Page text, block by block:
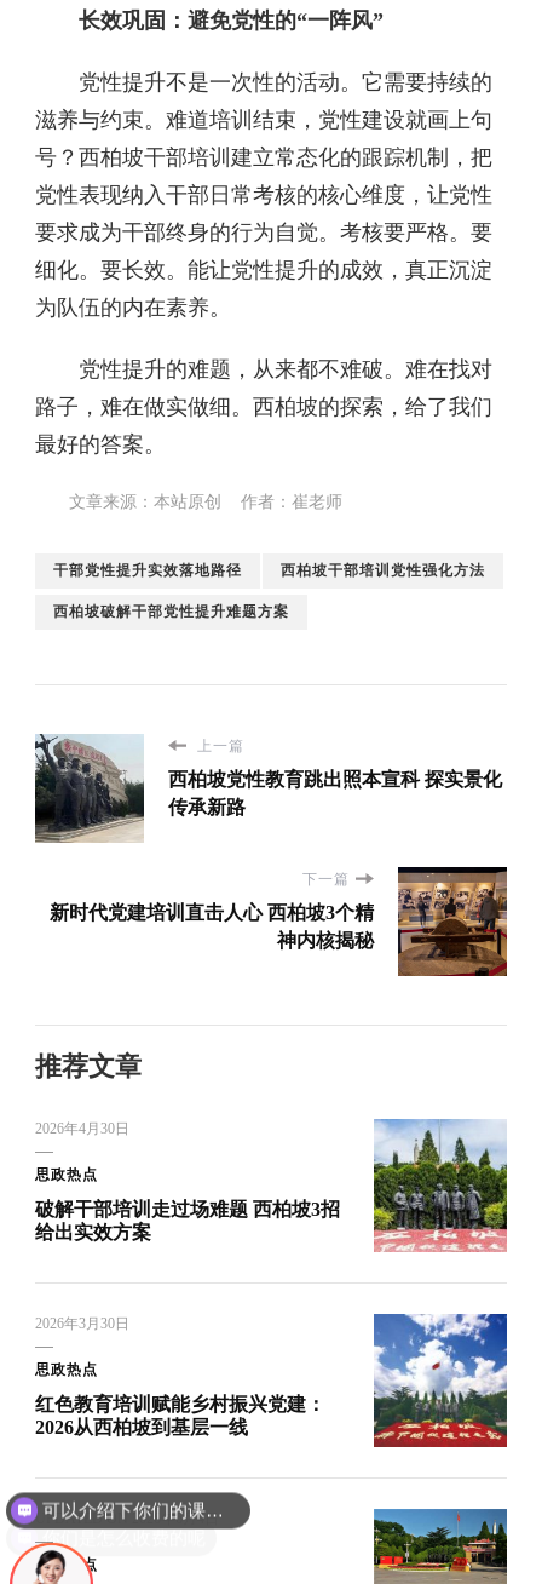
长效巩固：避免党性的“一阵风”
党性提升不是一次性的活动。它需要持续的
滋养与约束。难道培训结束，党性建设就画上句
号？西柏坡干部培训建立常态化的跟踪机制，把
党性表现纳入干部日常考核的核心维度，让党性
要求成为干部终身的行为自觉。考核要严格。要
细化。要长效。能让党性提升的成效，真正沉淀
为队伍的内在素养。
党性提升的难题，从来都不难破。难在找对
路子，难在做实做细。西柏坡的探索，给了我们
最好的答案。
文章来源：本站原创 作者：崔老师
干部党性提升实效落地路径 西柏坡干部培训党性强化方法
西柏坡破解干部党性提升难题方案
上一篇
西柏坡党性教育跳出照本宣科 探实景化
传承新路
下一篇
新时代党建培训直击人心 西柏坡3个精
神内核揭秘
推荐文章
2026年4月30日
思政热点
破解干部培训走过场难题 西柏坡3招
给出实效方案
2026年3月30日
思政热点
红色教育培训赋能乡村振兴党建：
2026从西柏坡到基层一线
UPDATED ON 2026年6月4日
思政热点
你们是怎么收费的呢